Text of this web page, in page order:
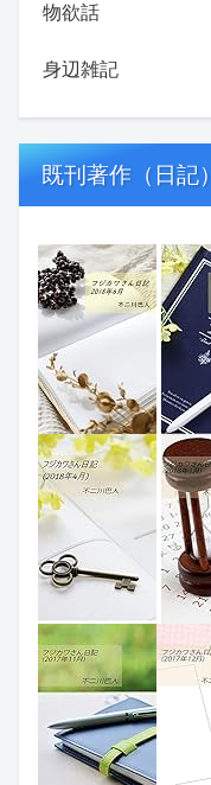
物欲話
身辺雑記
既刊著作（日記）